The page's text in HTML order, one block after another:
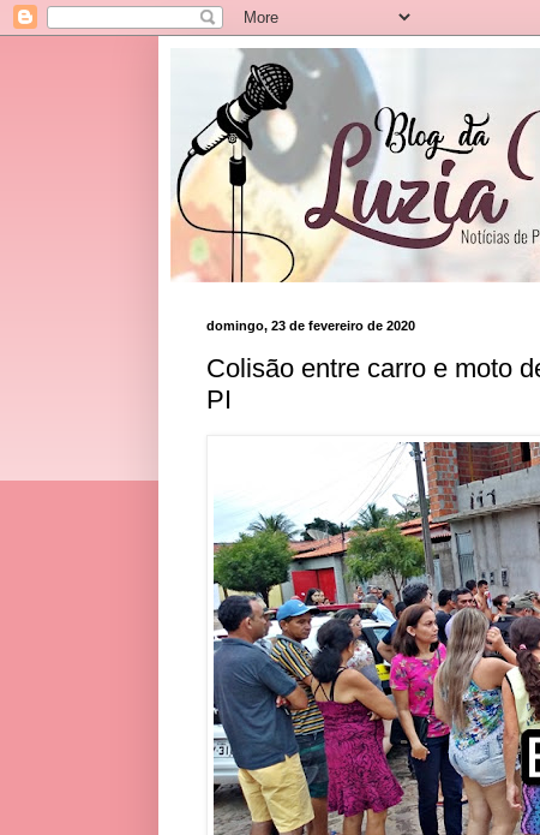
domingo, 23 de fevereiro de 2020
Colisão entre carro e moto
PI